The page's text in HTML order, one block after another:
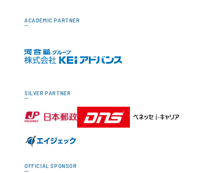
ACADEMIC PARTNER
SILVER PARTNER
OFFICIAL SPONSOR